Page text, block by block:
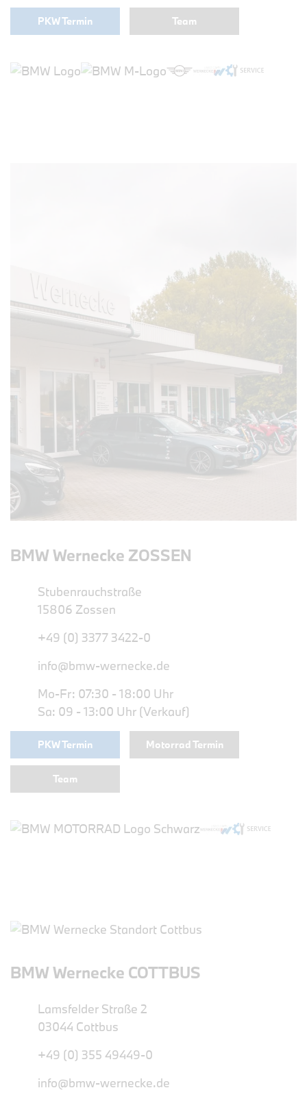
PKW Termin Team
BMW Wernecke ZOSSEN
Stubenrauchstraße
15806 Zossen
+49 (0) 3377 3422-0
info@bmw-wernecke.de
Mo-Fr: 07:30 - 18:00 Uhr
Sa: 09 - 13:00 Uhr (Verkauf)
PKW Termin Motorrad Termin
Team
BMW Wernecke COTTBUS
Lamsfelder Straße 2
03044 Cottbus
+49 (0) 355 49449-0
info@bmw-wernecke.de